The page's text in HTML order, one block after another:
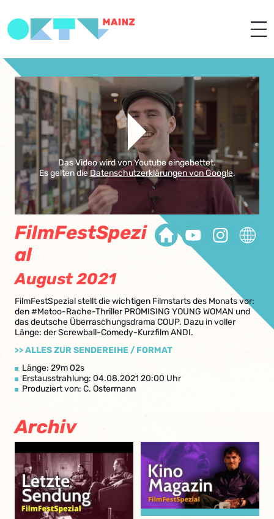
Das Video wird von Youtube eingebettet.
Es gelten dieDatenschutzerklärungen von Google.
FilmFestSpezi
al
August 2021
FilmFestSpezial stellt die wichtigen Filmstarts des Monats vor:
den #Metoo-Rache-Thriller PROMISING YOUNG WOMAN und
das deutsche Überraschungsdrama COUP. Dazu in voller
Länge: der Screwball-Comedy-Kurzfilm ANDI.
>> ALLES ZUR SENDEREIHE / FORMAT
Länge: 29m 02s
Erstausstrahlung: 04.08.2021 20:00 Uhr
Produziert von: C. Ostermann
Archiv